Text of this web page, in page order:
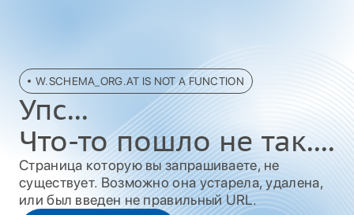
W.SCHEMA_ORG.AT IS NOT A FUNCTION
Упc...
Что-то пошло не так....
Страница которую вы запрашиваете, не
существует. Возможно она устарела, удалена,
или был введен не правильный URL.